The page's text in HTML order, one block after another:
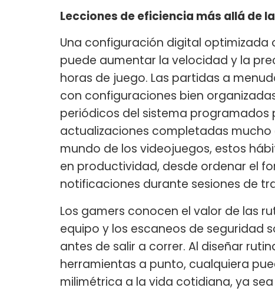
Lecciones de eficiencia más allá de
Una configuración digital
puede aumentar la velocidad y la
horas de juego. Las partidas a
con configuraciones bien
periódicos del sistema
actualizaciones completadas mucho
mundo de los videojuegos, estos
en productividad, desde ordenar el
notificaciones durante sesiones de
Los gamers conocen el valor de las
equipo y los escaneos de seguridad
antes de salir a correr. Al diseñar
herramientas a punto, cualquiera
milimétrica a la vida cotidiana, ya